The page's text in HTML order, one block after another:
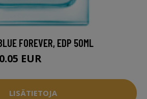
FOREVER, EDP 50ML
EUR
LISÄTIETOJA